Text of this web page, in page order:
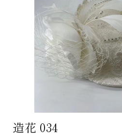
モ
ー
ダ
造花 034